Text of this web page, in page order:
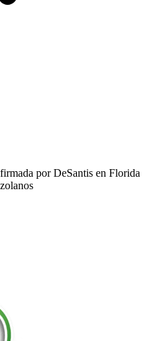
por DeSantis en Florida